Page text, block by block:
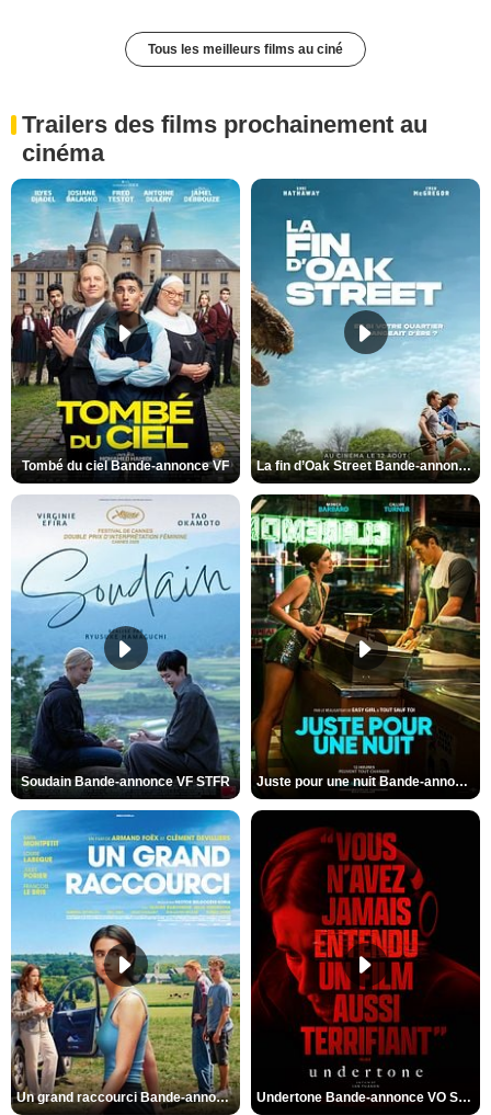
Tous les meilleurs films au ciné
Trailers des films prochainement au
cinéma
Tombé du ciel Bande-annonce VF La fin d’Oak Street Bande-annonce VO STFR
Soudain Bande-annonce VF STFR Juste pour une nuit Bande-annonce VO STFR
Un grand raccourci Bande-annonce VF Undertone Bande-annonce VO STFR